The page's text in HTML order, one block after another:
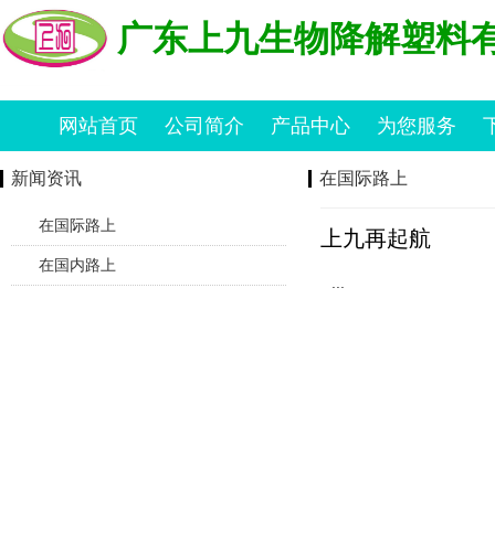
广东上九生物降解塑料
网站首页 公司简介 产品中心 为您服务
新闻资讯
在国际路上
在国内路上
在国际路上
上九再起航